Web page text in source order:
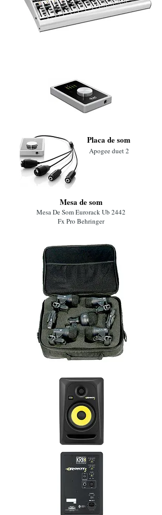
Placa de som
Apogee duet 2
Mesa de som
Mesa De Som Eurorack Ub 2442
Fx Pro Behringer